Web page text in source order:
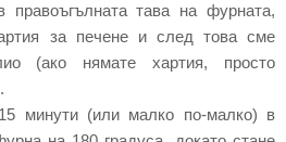
правоъгълната тава на фурната,
за печене и след това сме
(ако нямате хартия, просто
минути (или малко по-малко) в